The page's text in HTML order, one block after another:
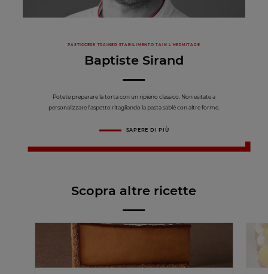
PASTICCERE TRAINER STABILIMENTO TAIN L’HERMITAGE
Baptiste Sirand
Potete preparare la torta con un ripieno classico. Non esitate a
personalizzare l'aspetto ritagliando la pasta sablé con altre forme.
SAPERE DI PIÙ
Scopra altre ricette